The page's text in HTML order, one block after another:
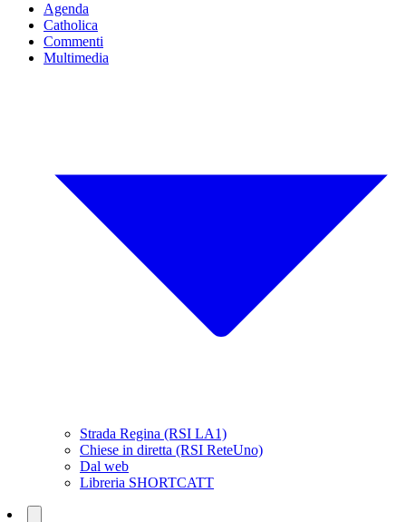
Agenda
Catholica
Commenti
Multimedia
Strada Regina (RSI LA1)
Chiese in diretta (RSI ReteUno)
Dal web
Libreria SHORTCATT